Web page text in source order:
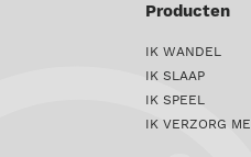
Producten
IK WANDEL
IK SLAAP
IK SPEEL
IK VERZORG ME